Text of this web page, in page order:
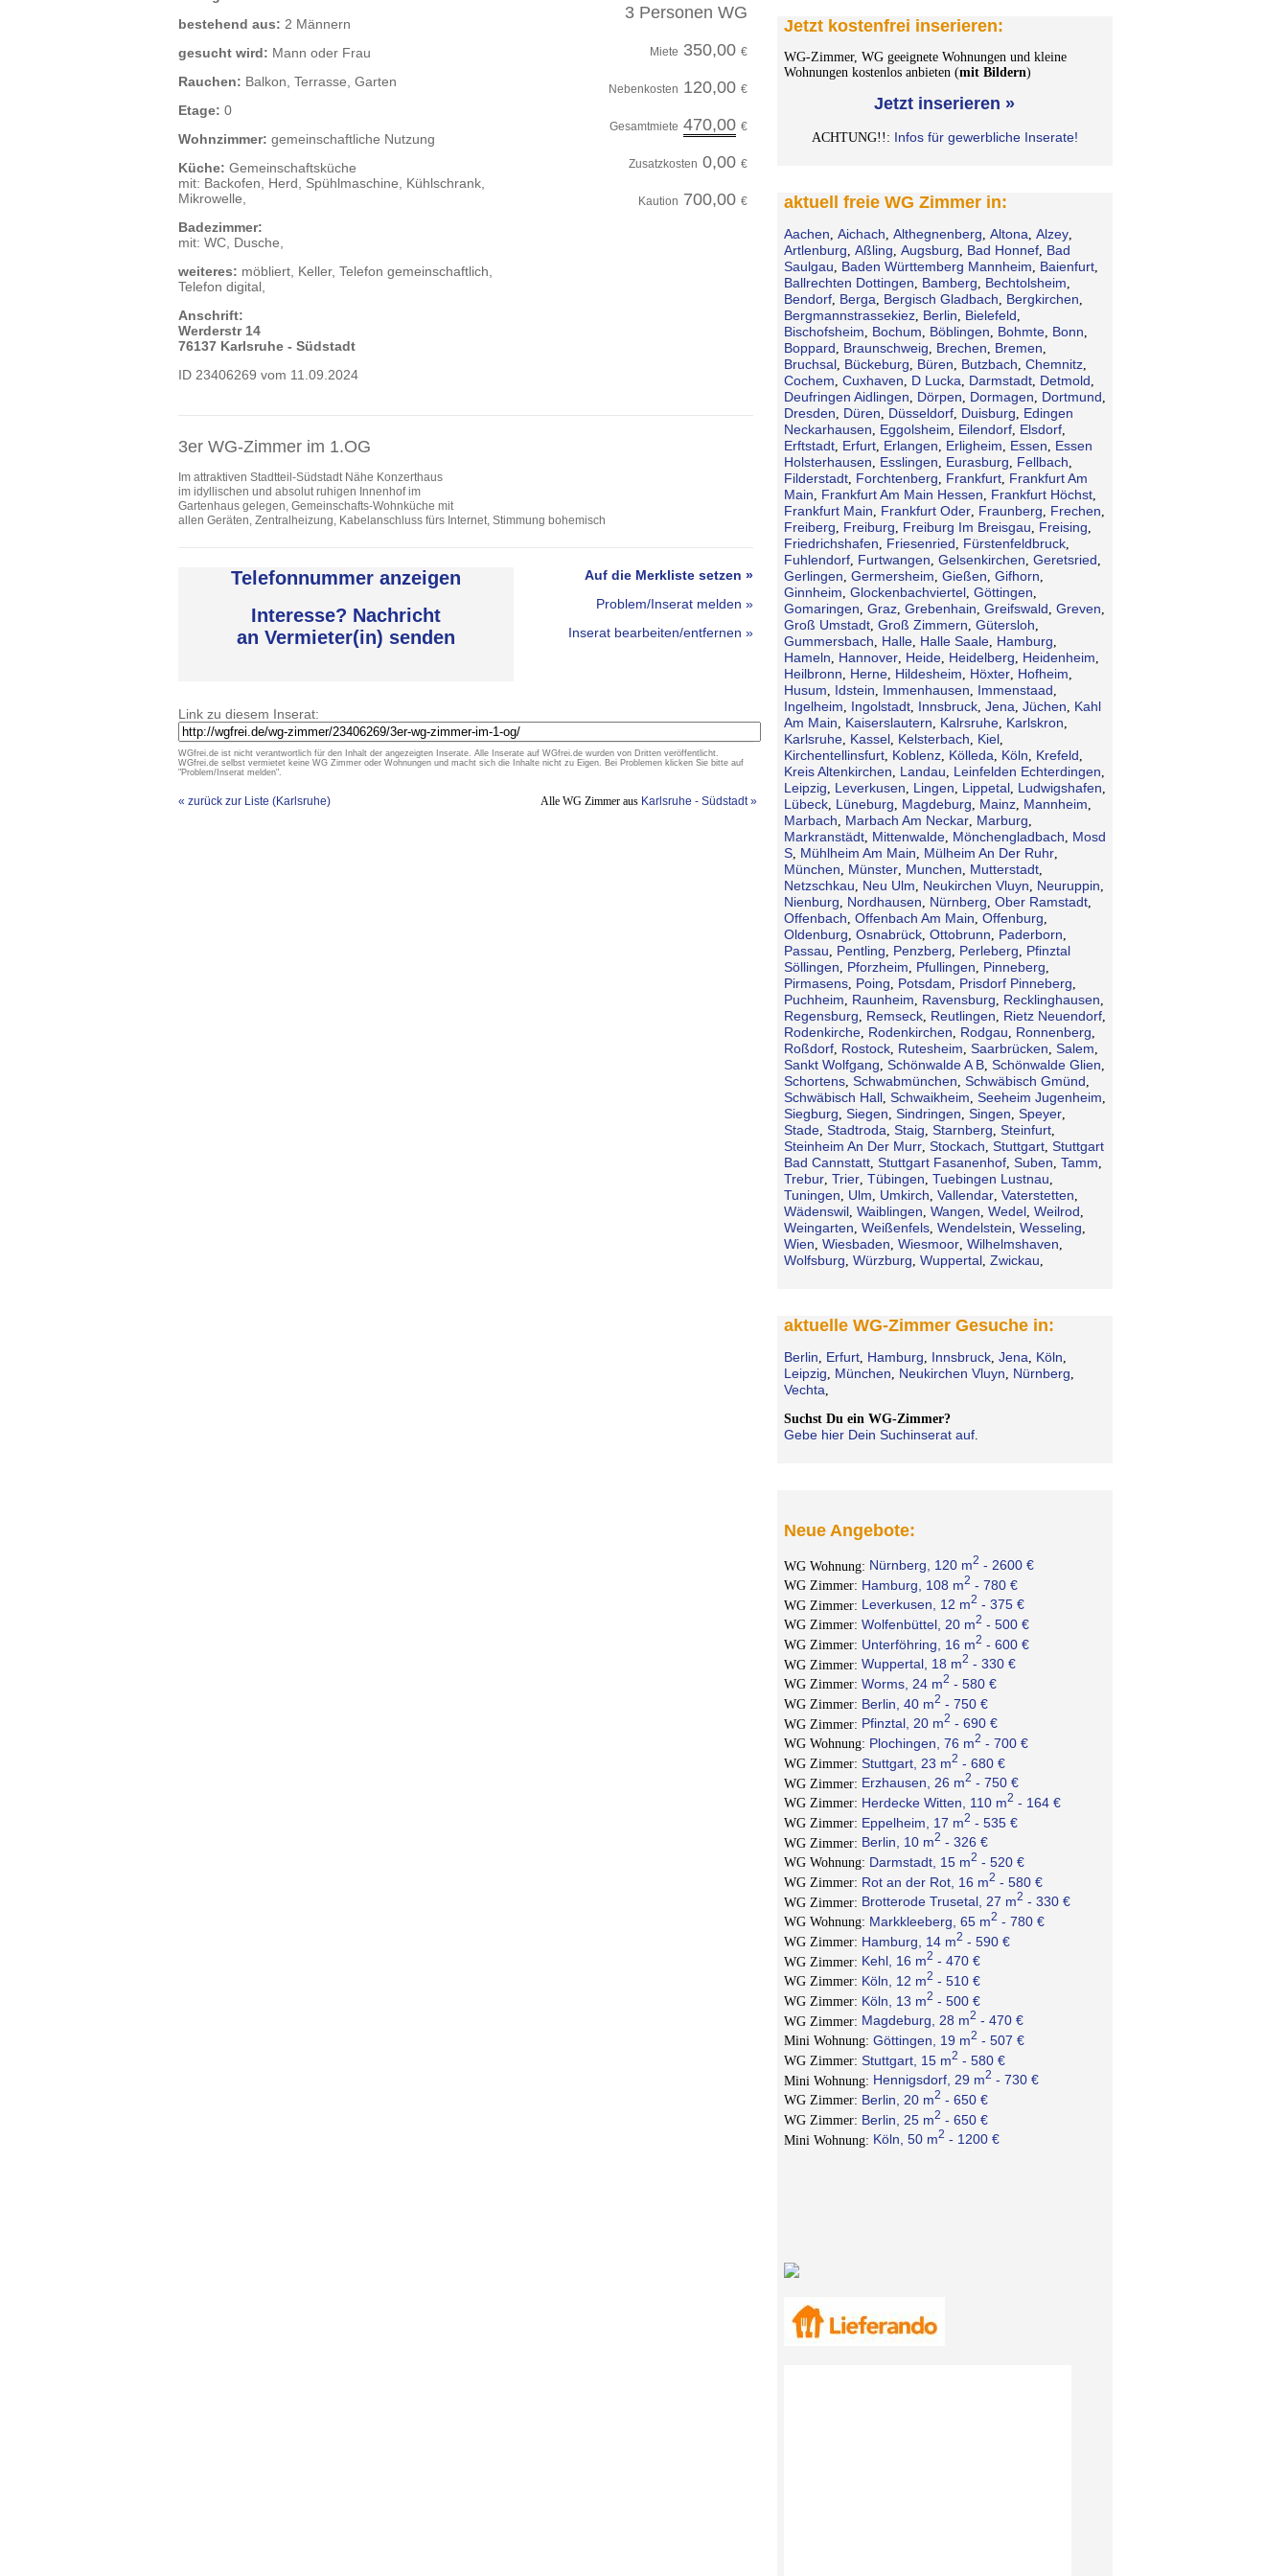
bestehend aus: 2 Männern
gesucht wird: Mann oder Frau
Rauchen: Balkon, Terrasse, Garten
Etage: 0
Wohnzimmer: gemeinschaftliche Nutzung
Küche: Gemeinschaftsküche
mit: Backofen, Herd, Spühlmaschine, Kühlschrank,
Mikrowelle,
Badezimmer:
mit: WC, Dusche,
weiteres: möbliert, Keller, Telefon gemeinschaftlich,
Telefon digital,
Anschrift:
Werderstr 14
76137 Karlsruhe - Südstadt
ID 23406269 vom 11.09.2024
3 Personen WG
Miete 350,00 €
Nebenkosten 120,00 €
Gesamtmiete 470,00 €
Zusatzkosten 0,00 €
Kaution 700,00 €
3er WG-Zimmer im 1.OG
Im attraktiven Stadtteil-Südstadt Nähe Konzerthaus
im idyllischen und absolut ruhigen Innenhof im
Gartenhaus gelegen, Gemeinschafts-Wohnküche mit
allen Geräten, Zentralheizung, Kabelanschluss fürs Internet, Stimmung bohemisch
Telefonnummer anzeigen
Interesse? Nachricht
an Vermieter(in) senden
Auf die Merkliste setzen »
Problem/Inserat melden »
Inserat bearbeiten/entfernen »
Link zu diesem Inserat:
WGfrei.de ist nicht verantwortlich für den Inhalt der angezeigten Inserate. Alle Inserate auf WGfrei.de wurden von Dritten veröffentlicht.
WGfrei.de selbst vermietet keine WG Zimmer oder Wohnungen und macht sich die Inhalte nicht zu Eigen. Bei Problemen klicken Sie bitte auf
"Problem/Inserat melden".
« zurück zur Liste (Karlsruhe) Alle WG Zimmer aus Karlsruhe - Südstadt »
Jetzt kostenfrei inserieren:
WG-Zimmer, WG geeignete Wohnungen und kleine
Wohnungen kostenlos anbieten (mit Bildern)
Jetzt inserieren »
ACHTUNG!!: Infos für gewerbliche Inserate!
aktuell freie WG Zimmer in:
Aachen Aichach Althegnenberg Altona Alzey,
Artlenburg Aßling Augsburg Bad Honnef, Bad
Saulgau
Baden Württemberg Mannheim Baienfurt,
Ballrechten Dottingen Bamberg Bechtolsheim
Bendorf, Berga Bergisch Gladbach Bergkirchen
Bergmannstrassekiez, Berlin Bielefeld
Bischofsheim Bochum Böblingen Bohmte, Bonn
Boppard Braunschweig Brechen Bremen
Bruchsal, Bückeburg Büren Butzbach Chemnitz,
Cochem Cuxhaven D Lucka Darmstadt, Detmold
Deufringen Aidlingen Dörpen Dormagen Dortmund
Dresden Düren Düsseldorf, Duisburg
Edingen
Neckarhausen
Eggolsheim Eilendorf, Elsdorf,
Erftstadt, Erfurt, Erlangen Erligheim Essen
Essen
Holsterhausen
Esslingen Eurasburg Fellbach
Filderstadt, Forchtenberg Frankfurt, Frankfurt Am
Main
Frankfurt Am Main Hessen Frankfurt Höchst,
Frankfurt Main Frankfurt Oder, Fraunberg Frechen
Freiberg Freiburg Freiburg Im Breisgau Freising
Friedrichshafen Friesenried Fürstenfeldbruck,
Fuhlendorf, Furtwangen Gelsenkirchen Geretsried
Gerlingen Germersheim Gießen Gifhorn
Ginnheim Glockenbachviertel, Göttingen
Gomaringen Graz, Grebenhain Greifswald Greven
Groß Umstadt, Groß Zimmern Gütersloh
Gummersbach Halle, Halle Saale, Hamburg
Hameln Hannover, Heide, Heidelberg Heidenheim
Heilbronn Herne, Hildesheim Höxter, Hofheim
Husum Idstein Immenhausen Immenstaad
Ingelheim Ingolstadt, Innsbruck, Jena Jüchen
Kahl
Am Main
Kaiserslautern Kalrsruhe, Karlskron
Karlsruhe, Kassel, Kelsterbach Kiel,
Kirchentellinsfurt, Koblenz, Kölleda Köln Krefeld
Kreis Altenkirchen Landau Leinfelden Echterdingen
Leipzig Leverkusen Lingen Lippetal, Ludwigshafen
Lübeck, Lüneburg Magdeburg Mainz, Mannheim
Marbach Marbach Am Neckar, Marburg
Markranstädt, Mittenwalde, Mönchengladbach
Mosd
S, Mühlheim Am Main Mülheim An Der Ruhr,
München Münster, Munchen Mutterstadt,
Netzschkau Neu Ulm Neukirchen Vluyn Neuruppin
Nienburg Nordhausen Nürnberg Ober Ramstadt,
Offenbach Offenbach Am Main Offenburg
Oldenburg Osnabrück, Ottobrunn Paderborn
Passau Pentling Penzberg Perleberg
Pfinztal
Söllingen
Pforzheim Pfullingen Pinneberg
Pirmasens, Poing Potsdam Prisdorf Pinneberg
Puchheim Raunheim Ravensburg Recklinghausen
Regensburg Remseck, Reutlingen Rietz Neuendorf,
Rodenkirche, Rodenkirchen Rodgau Ronnenberg
Roßdorf, Rostock, Rutesheim Saarbrücken Salem
Sankt Wolfgang Schönwalde A B, Schönwalde Glien
Schortens, Schwabmünchen Schwäbisch Gmünd
Schwäbisch Hall, Schwaikheim Seeheim Jugenheim
Siegburg Siegen Sindringen Singen Speyer,
Stade, Stadtroda Staig Starnberg Steinfurt,
Steinheim An Der Murr, Stockach Stuttgart, Stuttgart
Bad Cannstatt, Stuttgart Fasanenhof, Suben Tamm
Trebur, Trier, Tübingen Tuebingen Lustnau
Tuningen Ulm Umkirch Vallendar, Vaterstetten
Wädenswil, Waiblingen Wangen Wedel, Weilrod
Weingarten Weißenfels, Wendelstein Wesseling
Wien Wiesbaden Wiesmoor, Wilhelmshaven
Wolfsburg Würzburg Wuppertal, Zwickau
aktuelle WG-Zimmer Gesuche in:
Berlin Erfurt, Hamburg Innsbruck, Jena Köln
Leipzig München Neukirchen Vluyn Nürnberg
Vechta
Suchst Du ein WG-Zimmer?
Gebe hier Dein Suchinserat auf.
Neue Angebote:
WG Wohnung: Nürnberg, 120 m2 - 2600 €
WG Zimmer: Hamburg, 108 m2 - 780 €
WG Zimmer: Leverkusen, 12 m2 - 375 €
WG Zimmer: Wolfenbüttel, 20 m2 - 500 €
WG Zimmer: Unterföhring, 16 m2 - 600 €
WG Zimmer: Wuppertal, 18 m2 - 330 €
WG Zimmer: Worms, 24 m2 - 580 €
WG Zimmer: Berlin, 40 m2 - 750 €
WG Zimmer: Pfinztal, 20 m2 - 690 €
WG Wohnung: Plochingen, 76 m2 - 700 €
WG Zimmer: Stuttgart, 23 m2 - 680 €
WG Zimmer: Erzhausen, 26 m2 - 750 €
WG Zimmer: Herdecke Witten, 110 m2 - 164 €
WG Zimmer: Eppelheim, 17 m2 - 535 €
WG Zimmer: Berlin, 10 m2 - 326 €
WG Wohnung: Darmstadt, 15 m2 - 520 €
WG Zimmer: Rot an der Rot, 16 m2 - 580 €
WG Zimmer: Brotterode Trusetal, 27 m2 - 330 €
WG Wohnung: Markkleeberg, 65 m2 - 780 €
WG Zimmer: Hamburg, 14 m2 - 590 €
WG Zimmer: Kehl, 16 m2 - 470 €
WG Zimmer: Köln, 12 m2 - 510 €
WG Zimmer: Köln, 13 m2 - 500 €
WG Zimmer: Magdeburg, 28 m2 - 470 €
Mini Wohnung: Göttingen, 19 m2 - 507 €
WG Zimmer: Stuttgart, 15 m2 - 580 €
Mini Wohnung: Hennigsdorf, 29 m2 - 730 €
WG Zimmer: Berlin, 20 m2 - 650 €
WG Zimmer: Berlin, 25 m2 - 650 €
Mini Wohnung: Köln, 50 m2 - 1200 €